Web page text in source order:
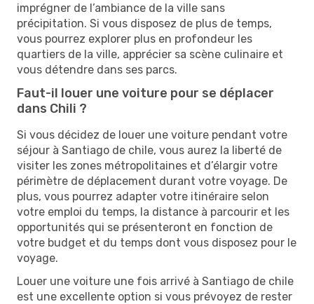
imprégner de l’ambiance de la ville sans
précipitation. Si vous disposez de plus de temps,
vous pourrez explorer plus en profondeur les
quartiers de la ville, apprécier sa scène culinaire et
vous détendre dans ses parcs.
Faut-il louer une voiture pour se déplacer
dans Chili ?
Si vous décidez de louer une voiture pendant votre
séjour à Santiago de chile, vous aurez la liberté de
visiter les zones métropolitaines et d’élargir votre
périmètre de déplacement durant votre voyage. De
plus, vous pourrez adapter votre itinéraire selon
votre emploi du temps, la distance à parcourir et les
opportunités qui se présenteront en fonction de
votre budget et du temps dont vous disposez pour le
voyage.
Louer une voiture une fois arrivé à Santiago de chile
est une excellente option si vous prévoyez de rester